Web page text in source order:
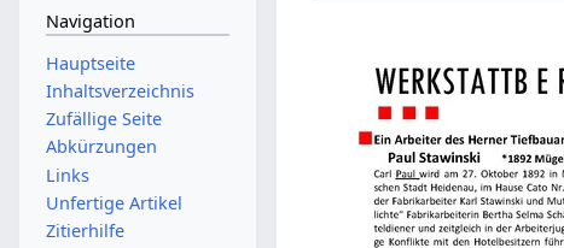
Navigation
Hauptseite
Inhaltsverzeichnis
Zufällige Seite
Abkürzungen
Links
Unfertige Artikel
Zitierhilfe